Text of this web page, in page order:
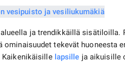
ja trendikkäillä sisätiloilla.
tekevät huoneesta
Kaikenikäisille lapsille ja aikuisille